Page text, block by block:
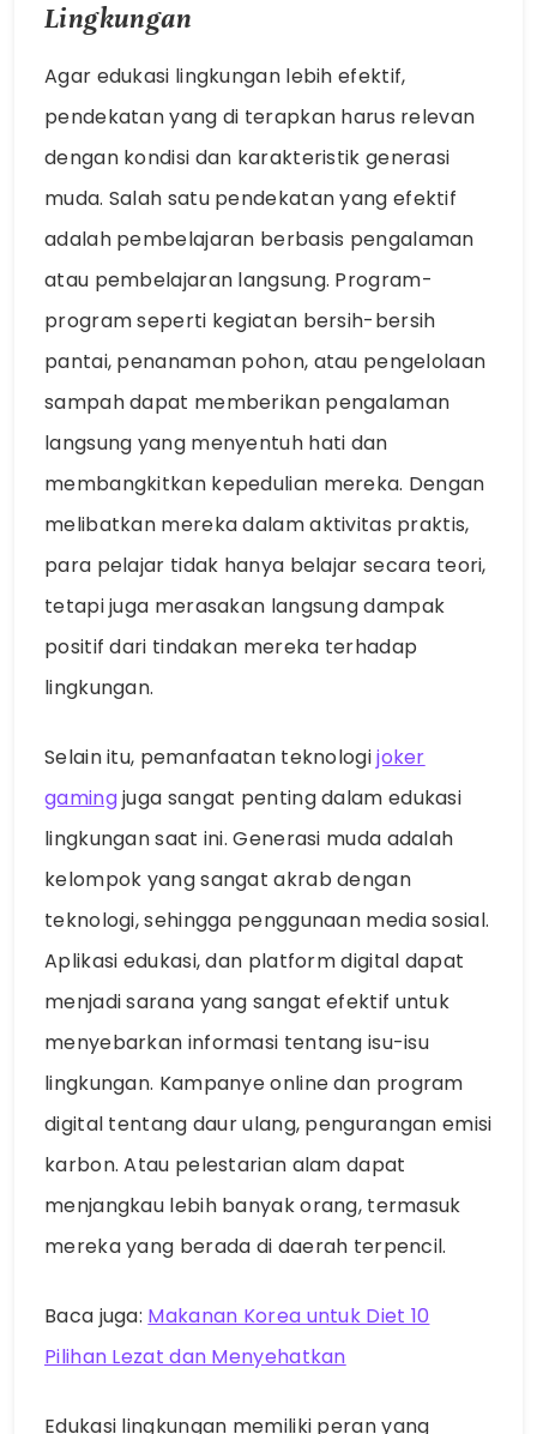
Lingkungan
Agar edukasi lingkungan lebih efektif,
pendekatan yang di terapkan harus relevan
dengan kondisi dan karakteristik generasi
muda. Salah satu pendekatan yang efektif
adalah pembelajaran berbasis pengalaman
atau pembelajaran langsung. Program-
program seperti kegiatan bersih-bersih
pantai, penanaman pohon, atau pengelolaan
sampah dapat memberikan pengalaman
langsung yang menyentuh hati dan
membangkitkan kepedulian mereka. Dengan
melibatkan mereka dalam aktivitas praktis,
para pelajar tidak hanya belajar secara teori,
tetapi juga merasakan langsung dampak
positif dari tindakan mereka terhadap
lingkungan.
Selain itu, pemanfaatan teknologijoker
gamingjuga sangat penting dalam edukasi
lingkungan saat ini. Generasi muda adalah
kelompok yang sangat akrab dengan
teknologi, sehingga penggunaan media sosial.
Aplikasi edukasi, dan platform digital dapat
menjadi sarana yang sangat efektif untuk
menyebarkan informasi tentang isu-isu
lingkungan. Kampanye online dan program
digital tentang daur ulang, pengurangan emisi
karbon. Atau pelestarian alam dapat
menjangkau lebih banyak orang, termasuk
mereka yang berada di daerah terpencil.
Baca juga: Makanan Korea untuk Diet 10
Pilihan Lezat dan Menyehatkan
Edukasi lingkungan memiliki peran yang